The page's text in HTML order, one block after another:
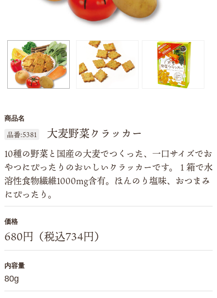
商品名
品番:5381 大麦野菜クラッカー
10種の野菜と国産の大麦でつくった、一口サイズでお
やつにぴったりのおいしいクラッカーです。１箱で水
溶性食物繊維1000mg含有。ほんのり塩味、おつまみ
にぴったり。
価格
680円（税込734円）
内容量
80g